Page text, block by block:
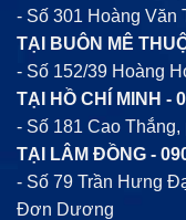
- Số 301 Hoàng Văn
TẠI BUÔN MÊ
- Số 152/39 Hoàng
TẠI HỒ CHÍ MINH -
- Số 181 Cao
TẠI LÂM ĐỒNG -
- Số 79 Trần Hưng
Đơn Dương